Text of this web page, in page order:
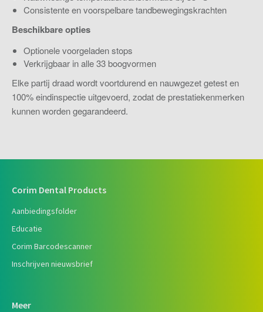
Consistente en voorspelbare tandbewegingskrachten
Beschikbare opties
Optionele voorgeladen stops
Verkrijgbaar in alle 33 boogvormen
Elke partij draad wordt voortdurend en nauwgezet getest en
100% eindinspectie uitgevoerd, zodat de prestatiekenmerken
kunnen worden gegarandeerd.
Corim Dental Products
Aanbiedingsfolder
Educatie
Corim Barcodescanner
Inschrijven nieuwsbrief
Meer